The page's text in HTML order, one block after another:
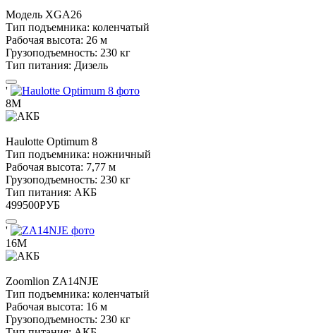
Модель XGA26
Тип подъемника: коленчатый
Рабочая высота: 26 м
Грузоподъемность: 230 кг
Тип питания: Дизель
'
8М
Haulotte Optimum 8
Тип подъемника: ножничный
Рабочая высота: 7,77 м
Грузоподъемность: 230 кг
Тип питания: АКБ
499500РУБ
'
16М
Zoomlion ZA14NJE
Тип подъемника: коленчатый
Рабочая высота: 16 м
Грузоподъемность: 230 кг